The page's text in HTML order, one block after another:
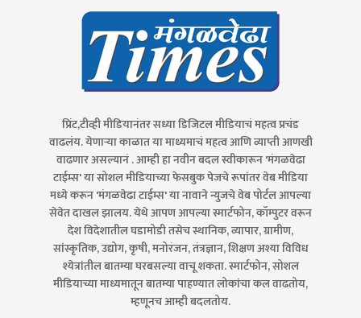
प्रिंट,टीव्ही मीडियानंतर सध्या डिजिटल मीडियाचं महत्व प्रचंड
वाढलंय. येणाऱ्या काळात या माध्यमाचं महत्व आणि व्याप्ती आणखी
वाढणार असल्यानं . आम्ही हा नवीन बदल स्वीकारून 'मंगळवेढा
टाईम्स' या सोशल मीडियाच्या फेसबुक पेजचे रूपांतर वेब मीडिया
मध्ये करून 'मंगळवेढा टाईम्स' या नावाने न्युजचे वेब पोर्टल आपल्या
सेवेत दाखल झालय. येथे आपण आपल्या स्मार्टफोन, कॉम्पुटर वरून
देश विदेशातील घडामोडी तसेच स्थानिक, व्यापार, ग्रामीण,
सांस्कृतिक, उद्योग, कृषी, मनोरंजन, तंत्रज्ञान, शिक्षण अश्या विविध
श्येत्रांतील बातम्या घरबसल्या वाचू शकता. स्मार्टफोन, सोशल
मीडियाच्या माध्यमातून बातम्या पाहण्यात लोकांचा कल वाढतोय,
म्हणूनच आम्ही बदलतोय.